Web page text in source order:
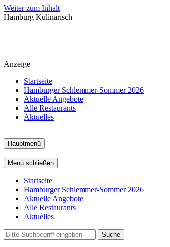
Weiter zum Inhalt
Hamburg Kulinarisch
Anzeige
Startseite
Hamburger Schlemmer-Sommer 2026
Aktuelle Angebote
Alle Restaurants
Aktuelles
Hauptmenü
Menü schließen
Startseite
Hamburger Schlemmer-Sommer 2026
Aktuelle Angebote
Alle Restaurants
Aktuelles
Suche